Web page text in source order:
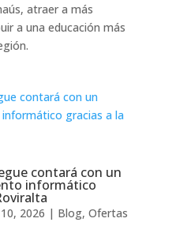
atraer a más
a una educación más
contará con un
informático
2026 | Blog, Ofertas